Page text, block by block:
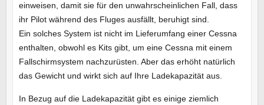
einweisen, damit sie für den unwahrscheinlichen Fall, dass
ihr Pilot während des Fluges ausfällt, beruhigt sind.
Ein solches System ist nicht im Lieferumfang einer Cessna
enthalten, obwohl es Kits gibt, um eine Cessna mit einem
Fallschirmsystem nachzurüsten. Aber das erhöht natürlich
das Gewicht und wirkt sich auf Ihre Ladekapazität aus.
In Bezug auf die Ladekapazität gibt es einige ziemlich